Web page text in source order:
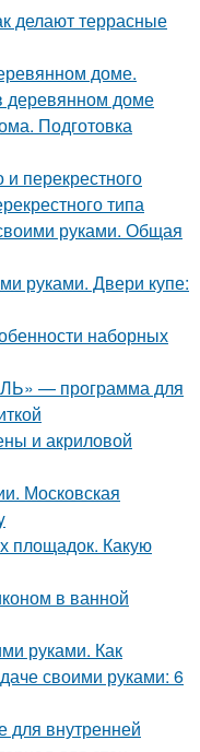
делают террасные
доме.
деревянном доме
Подготовка
перекрестного
типа
руками. Общая
руками. Двери купе:
наборных
— программа для
и акриловой
Московская
площадок. Какую
в ванной
руками. Как
своими руками: 6
для внутренней